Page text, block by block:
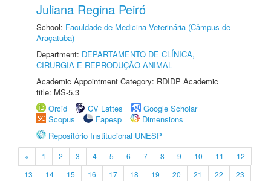
Juliana Regina Peiró
School: Faculdade de Medicina Veterinária (Câmpus de
Araçatuba)
Department: DEPARTAMENTO DE CLÍNICA,
CIRURGIA E REPRODUÇÃO ANIMAL
Academic Appointment Category: RDIDP Academic
title: MS-5.3
Orcid
CV Lattes
Google Scholar
Scopus
Fapesp
Dimensions
Repositório Institucional UNESP
« 1 2 3 4 5 6 7 8 9 10 11
12
13
14 15 16 17 18 19 20 21 22
23